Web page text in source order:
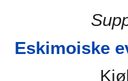
Eskimoiske